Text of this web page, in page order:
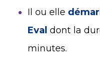
Il ou elle
Eval dont la
minutes.